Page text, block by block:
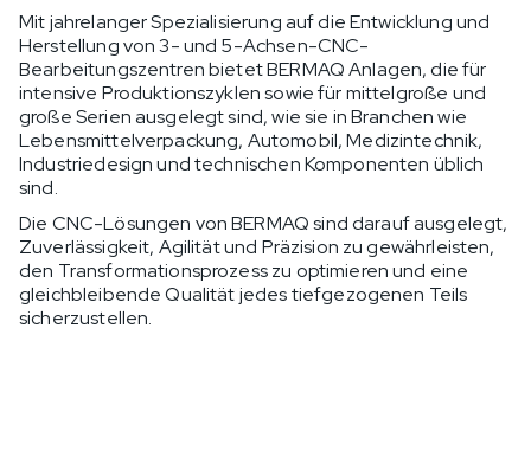
Mit jahrelanger Spezialisierung auf die Entwicklung und
Herstellung von 3- und 5-Achsen-CNC-
Bearbeitungszentren bietet BERMAQ Anlagen, die für
intensive Produktionszyklen sowie für mittelgroße und
große Serien ausgelegt sind, wie sie in Branchen wie
Lebensmittelverpackung, Automobil, Medizintechnik,
Industriedesign und technischen Komponenten üblich
sind.
Die CNC-Lösungen von BERMAQ sind darauf ausgelegt,
Zuverlässigkeit, Agilität und Präzision zu gewährleisten,
den Transformationsprozess zu optimieren und eine
gleichbleibende Qualität jedes tiefgezogenen Teils
sicherzustellen.